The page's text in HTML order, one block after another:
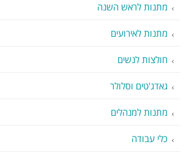
מתנות לראש השנה
מתנות לאירועים
חולצות לנשים
גאדג'טים וסלולר
מתנות למנהלים
כלי עבודה